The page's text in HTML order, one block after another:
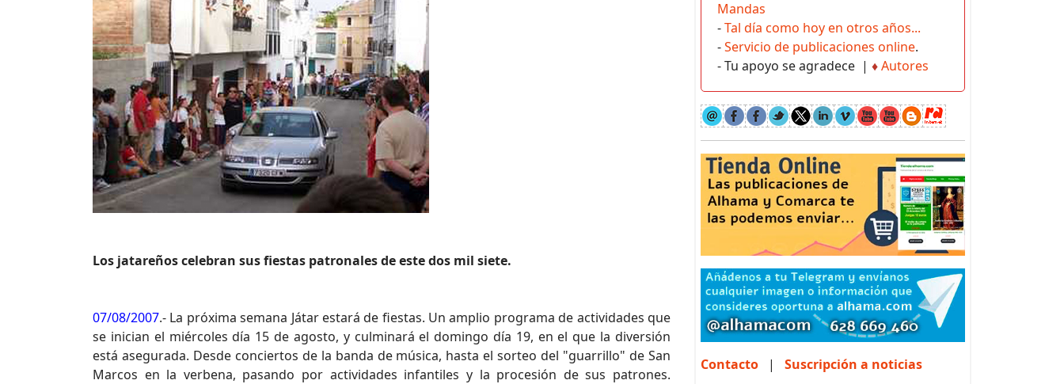
Los jatareños celebran sus fiestas patronales de este dos mil siete.
07/08/2007.- La próxima semana Játar estará de fiestas. Un amplio programa de actividades que
se inician el miércoles día 15 de agosto, y culminará el domingo día 19, en el que la diversión
está asegurada. Desde conciertos de la banda de música, hasta el sorteo del "guarrillo" de San
Marcos en la verbena, pasando por actividades infantiles y la procesión de sus patrones.
Mandas
-Tal día como hoy en otros años...
-Servicio de publicaciones online.
- Tu apoyo se agradece | ♦Autores
Contacto | Suscripción a noticias